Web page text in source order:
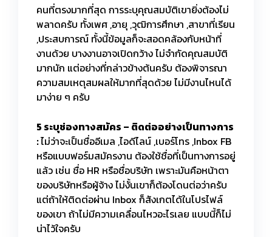
คนที่ตรงมากที่สุด การระบุคุณสมบัติเขายิ่งต้องไม่
พลาดครับ ทั้งเพศ ,อายุ ,วุฒิการศึกษา ,สาขาที่เรียน
,ประสบการณ์ ทั้งนี้ข้อมูลก็จะสอดคล้องกับหน้าที่
งานด้วย บางงานอาจเปิดกว้าง ไม่จำกัดคุณสมบัติ
มากนัก แต่อย่างที่กล่าวข้างต้นครับ ต้องพิจารณา
ความสมเหตุสมผลให้มากที่สุดด้วย ไม่มีงานไหนได้
มาง่าย ๆ ครับ
5 ระบุช่องทางสมัคร – ติดต่ออย่างเป็นทางการ
:ไม่ว่าจะเป็นชื่ออีเมล ,ไอดีไลน์ ,เบอร์โทร ,Inbox FB
หรือแบบฟอร์มสมัครงาน ต้องใช้ชื่อที่เป็นทางการอยู่
แล้ว เช่น ชื่อ HR หรือชื่อบริษัท เพราะมันคือหน้าตา
ของบริษัทหรือผู้จ้าง ไม่งั้นเขาก็ต้องโดนต่อว่าครับ
แต่ถ้าให้ติดต่อผ่าน Inbox ก็สังเกตได้ในโปรไฟล์
ของเขา ถ้าไม่มีความเคลื่อนไหวอะไรเลย แบบนี้ก็ไม่
น่าไว้ใจครับ